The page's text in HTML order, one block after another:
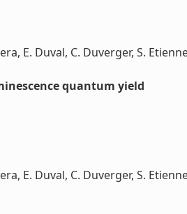
E. Duval, C. Duverger, S.
quantum yield
E. Duval, C. Duverger, S.